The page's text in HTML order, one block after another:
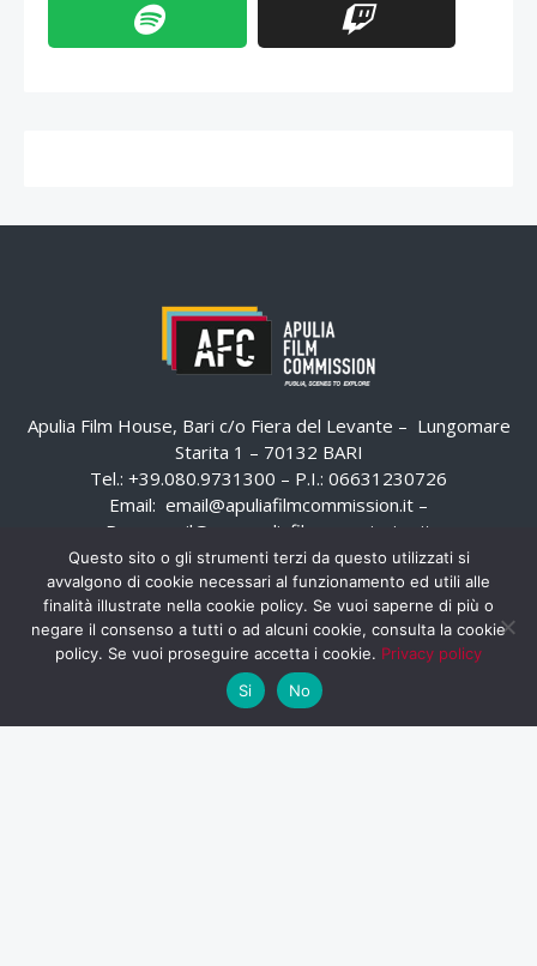
Apulia Film House, Bari c/o Fiera del Levante – Lungomare
Starita 1 – 70132 BARI
Tel.: +39.080.9731300 – P.I.: 06631230726
Email: email@apuliafilmcommission.it –
Pec:
email@pec.apuliafilmcommission.it
Questo sito o gli strumenti terzi da questo utilizzati si
avvalgono di cookie necessari al funzionamento ed utili alle
finalità illustrate nella cookie policy. Se vuoi saperne di più o
negare il consenso a tutti o ad alcuni cookie, consulta la cookie
policy. Se vuoi proseguire accetta i cookie. Privacy policy
Si
No